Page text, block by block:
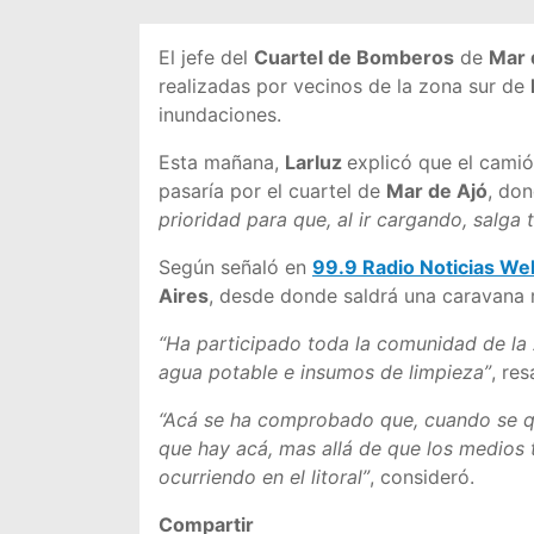
El jefe del Cuartel de Bomberos de Mar
realizadas por vecinos de la zona sur de
inundaciones.
Esta mañana, Larluz explicó que el
pasaría por el cuartel de Mar de Ajó,
prioridad para que, al ir cargando, salga
Según señaló en 99.9 Radio Noticias
Aires, desde donde saldrá una
“Ha participado toda la comunidad de
agua potable e insumos de limpieza”,
“Acá se ha comprobado que, cuando
que hay acá, mas allá de que los
ocurriendo en el litoral”, consideró.
Compartir